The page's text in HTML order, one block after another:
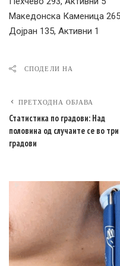
Македонска Каменица
Дојран 135, Активни 1
СПОДЕЛИ НА
ПРЕТХОДНА ОБЈАВА
Статистика по градови: Над
половина од случаите се во три
градови